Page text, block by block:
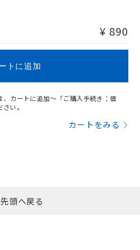
可能性があります。
¥ 890
トに追加
カートに追加～「ご購入手続き：価
い。
カートをみる
頭へ戻る